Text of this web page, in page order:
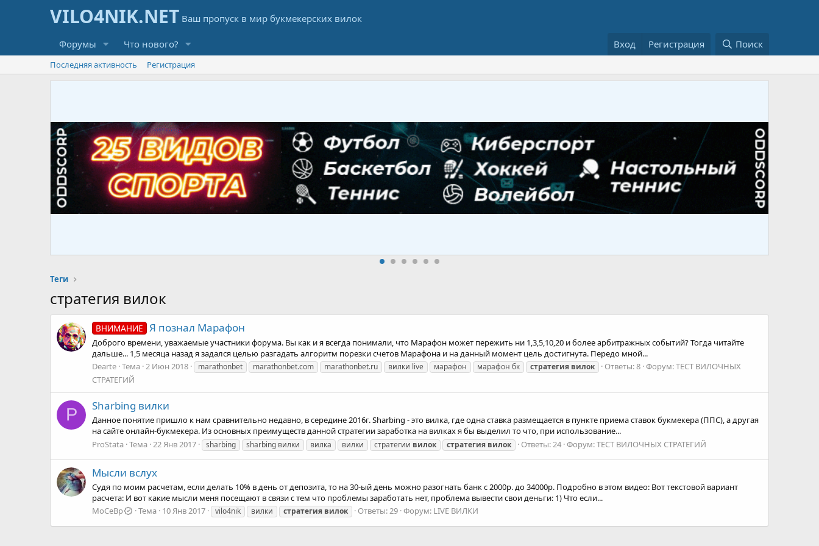
Форумы Что нового? Вход Регистрация Поиск
Последняя активность Регистрация
Теги
стратегия вилок
ВНИМАНИЕ Я познал Марафон
Доброго времени, уважаемые участники форума. Вы как и я всегда понимали, что Марафон может пережить ни 1,3,5,10,20 и более арбитражных событий? Тогда читайте
дальше... 1,5 месяца назад я задался целью разгадать алгоритм порезки счетов Марафона и на данный момент цель достигнута. Передо мной...
Dearte Тема 2 Июн 2018 marathonbet marathonbet.com marathonbet.ru вилки live марафон марафон бк стратегия вилок Ответы: 8 Форум:ТЕСТ ВИЛОЧНЫХ
СТРАТЕГИЙ
P Sharbing вилки
Данное понятие пришло к нам сравнительно недавно, в середине 2016г. Sharbing - это вилка, где одна ставка размещается в пункте приема ставок букмекера (ППС), а другая
на сайте онлайн-букмекера. Из основных преимуществ данной стратегии заработка на вилках я бы выделил то что, при использование...
ProStata Тема 22 Янв 2017 sharbing sharbing вилки вилка вилки стратегии вилок стратегия вилок Ответы: 24 Форум:ТЕСТ ВИЛОЧНЫХ СТРАТЕГИЙ
Мысли вслух
Судя по моим расчетам, если делать 10% в день от депозита, то на 30-ый день можно разогнать бaнк с 2000р. до 34000р. Подробно в этом видео: Вот текстовой вариант
расчета: И вот какие мысли меня посещают в связи с тем что проблемы заработать нет, проблема вывести свои деньги: 1) Что если...
MoCeBp
Тема 10 Янв 2017 vilo4nik вилки стратегия вилок Ответы: 29 Форум: LIVE ВИЛКИ